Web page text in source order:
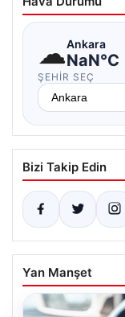
☁Ankara
NaN°C
ŞEHIR SEÇ
Bizi Takip Edin
Yan Manşet